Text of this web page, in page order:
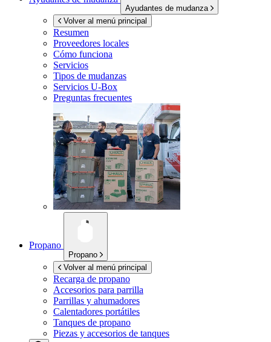
Ayudantes de mudanza
Volver al menú principal
Resumen
Proveedores locales
Cómo funciona
Servicios
Tipos de mudanzas
Servicios U-Box
Preguntas frecuentes
Propano
Propano
Volver al menú principal
Recarga de propano
Accesorios para parrilla
Parrillas y ahumadores
Calentadores portátiles
Tanques de propano
Piezas y accesorios de tanques